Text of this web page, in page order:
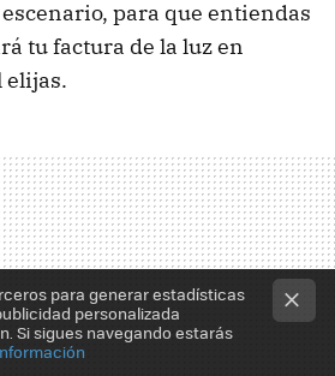
para que entiendas
tu factura de la luz en
elijas.
para generar estadísticas
personalizada
Si sigues navegando estarás